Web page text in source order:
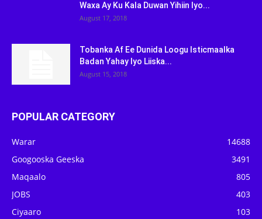
Waxa Ay Ku Kala Duwan Yihiin Iyo...
August 17, 2018
Tobanka Af Ee Dunida Loogu Isticmaalka
Badan Yahay Iyo Liiska...
August 15, 2018
POPULAR CATEGORY
Warar
14688
Googooska Geeska
3491
Maqaalo
805
JOBS
403
Ciyaaro
103